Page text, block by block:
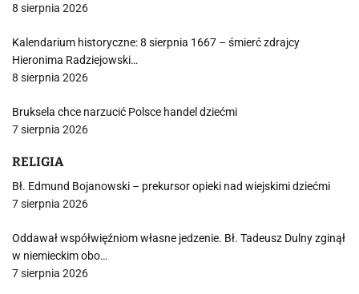
8 sierpnia 2026
Kalendarium historyczne: 8 sierpnia 1667 – śmierć zdrajcy
Hieronima Radziejowski…
8 sierpnia 2026
Bruksela chce narzucić Polsce handel dziećmi
7 sierpnia 2026
RELIGIA
Bł. Edmund Bojanowski – prekursor opieki nad wiejskimi dziećmi
7 sierpnia 2026
Oddawał współwięźniom własne jedzenie. Bł. Tadeusz Dulny zginął
w niemieckim obo…
7 sierpnia 2026